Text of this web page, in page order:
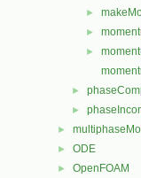
►
►
►
►
►
►
► ODE
► OpenFOAM